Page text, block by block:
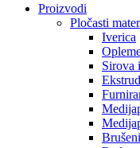
Proizvodi
Pločasti
Iverica
Sirova